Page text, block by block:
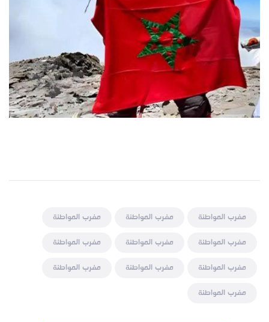
مغرب المواطنة مغرب المواطنة
مغرب المواطنة
مغرب المواطنة
مغرب المواطنة
مغرب المواطنة
مغرب المواطنة
مغرب المواطنة
مغرب المواطنة
مغرب المواطنة